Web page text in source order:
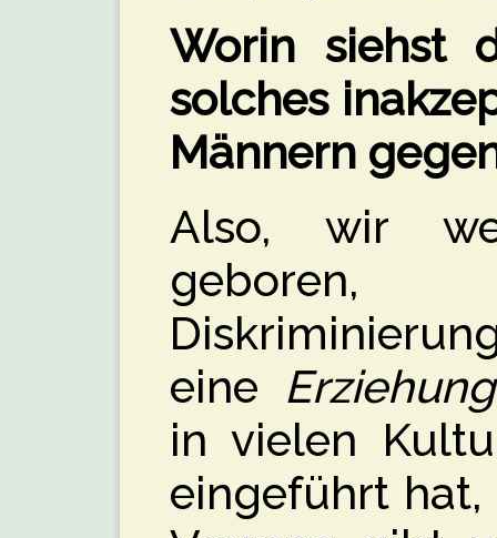
Worin siehst
solches
Männern
Also, wir
geboren,
eine
in vielen
eingeführt hat,